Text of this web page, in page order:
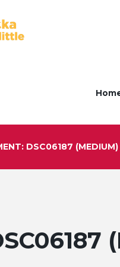
DSC06187 (MEDIUM)